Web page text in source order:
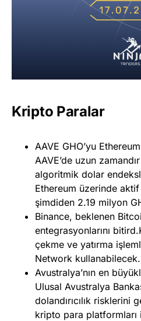
Kripto Paralar
AAVE GHO’yu
AAVE’de uzun
algoritmik dolar
Ethereum üzerinde
şimdiden 2.19 milyon
Binance, beklenen
entegrasyonlarını
çekme ve yatırma
Network kullanabilecek.
Avustralya’nın en
Ulusal Avustralya
dolandırıcılık risklerini
kripto para platformları